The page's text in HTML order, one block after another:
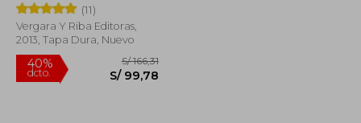
(11)
Vergara Y Riba Editoras,
2013, Tapa Dura, Nuevo